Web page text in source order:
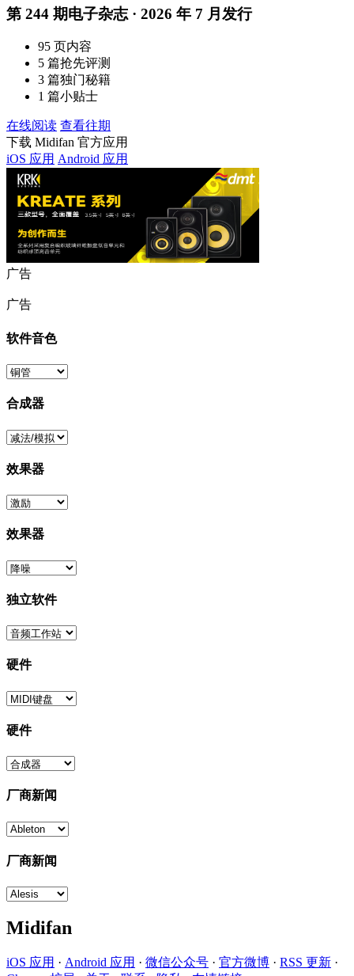
第 244 期电子杂志 · 2026 年 7 月发行
95 页内容
5 篇抢先评测
3 篇独门秘籍
1 篇小贴士
在线阅读 查看往期
下载 Midifan 官方应用
iOS 应用 Android 应用
广告
广告
软件音色
合成器
效果器
效果器
独立软件
硬件
硬件
厂商新闻
厂商新闻
Midifan
iOS 应用 · Android 应用 · 微信公众号 · 官方微博 · RSS 更新 ·